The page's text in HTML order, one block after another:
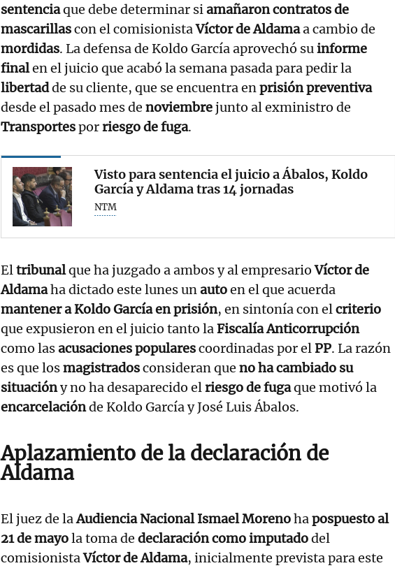
sentenciaque debe determinar siamañaron contratos de
mascarillascon el comisionistaVíctor de Aldamaa cambio de
mordidas. La defensa de Koldo García aprovechó suinforme
finalen el juicio que acabó la semana pasada para pedir la
libertadde su cliente, que se encuentra enprisión preventiva
desde el pasado mes de noviembrejunto al exministro de
Transportesporriesgo de fuga.
Visto para sentencia el juicio a Ábalos, Koldo
García y Aldama tras 14 jornadas
NTM
Eltribunalque ha juzgado a ambos y al empresarioVíctor de
Aldamaha dictado este lunes unautoen el que acuerda
mantener a Koldo García en prisión, en sintonía con elcriterio
que expusieron en el juicio tanto laFiscalía Anticorrupción
como lasacusaciones popularescoordinadas por elPP. La razón
es que losmagistradosconsideran que no ha cambiado su
situacióny no ha desaparecido elriesgo de fugaque motivó la
encarcelaciónde Koldo García y José Luis Ábalos.
Aplazamiento de la declaración de
Aldama
El juez de laAudiencia Nacional Ismael Morenohapospuesto al
21 de mayola toma de declaración como imputadodel
comisionistaVíctor de Aldama, inicialmente prevista para este